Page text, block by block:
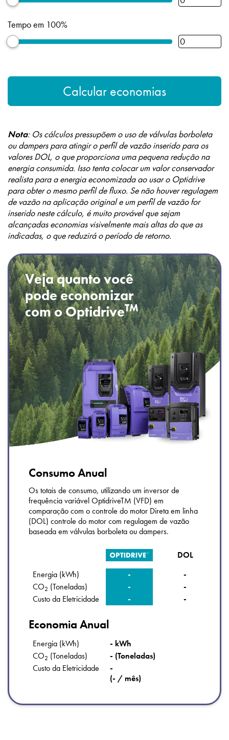
Tempo em 100%
Nota: Os cálculos pressupõem o uso de válvulas borboleta
ou dampers para atingir o perfil de vazão inserido para os
valores DOL, o que proporciona uma pequena redução na
energia consumida. Isso tenta colocar um valor conservador
realista para a energia economizada ao usar o Optidrive
para obter o mesmo perfil de fluxo. Se não houver regulagem
de vazão na aplicação original e um perfil de vazão for
inserido neste cálculo, é muito provável que sejam
alcançadas economias visivelmente mais altas do que as
indicadas, o que reduzirá o período de retorno.
Veja quanto você
pode economizar
com o OptidriveTM
Consumo Anual
Os totais de consumo, utilizando um inversor de
frequência variável OptidriveTM (VFD) em
comparação com o controle do motor Direta em linha
(DOL) controle do motor com regulagem de vazão
baseada em válvulas borboleta ou dampers.
DOL
Energia (kWh)
-
-
CO2 (Toneladas) -
-
Custo da Eletricidade
- -
Economia Anual
Energia (kWh)
- kWh
CO2 (Toneladas)
- (Toneladas)
Custo da Eletricidade
-
(- / mês)